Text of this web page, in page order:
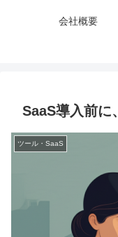
会社概要
SaaS導入前に
ツール・SaaS